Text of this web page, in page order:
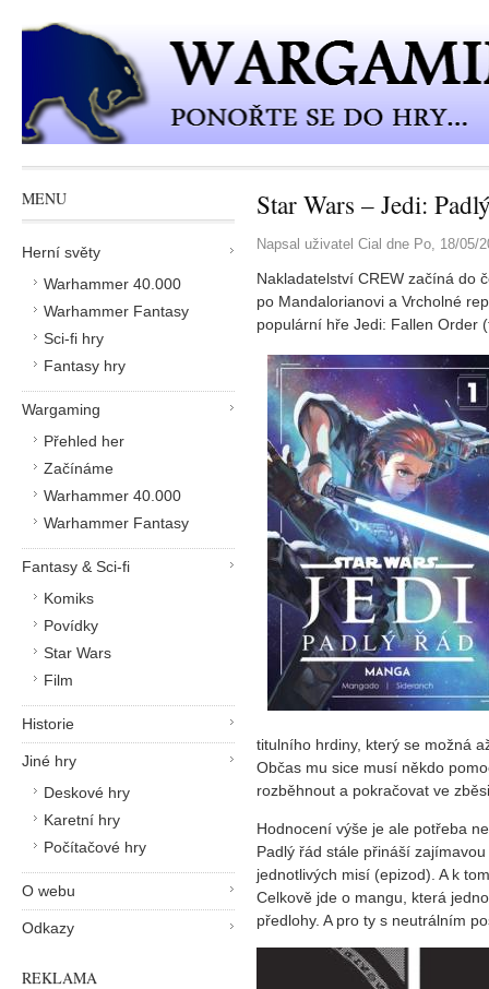
Star Wars – Jedi:
Napsal uživatel Cial dne Po, 18/05/
Nakladatelství CREW začíná do
po Mandalorianovi a Vrcholné
populární hře Jedi: Fallen Order
titulního hrdiny, který se možná
Občas mu sice musí někdo
rozběhnout a pokračovat ve
Hodnocení výše je ale potřeba
Padlý řád stále přináší
jednotlivých misí (epizod). A k
Celkově jde o mangu, která
předlohy. A pro ty s neutrálním
MENU
Herní světy
Warhammer 40.000
Warhammer Fantasy
Sci-fi hry
Fantasy hry
Wargaming
Přehled her
Začínáme
Warhammer 40.000
Warhammer Fantasy
Fantasy & Sci-fi
Komiks
Povídky
Star Wars
Film
Historie
Jiné hry
Deskové hry
Karetní hry
Počítačové hry
O webu
Odkazy
REKLAMA